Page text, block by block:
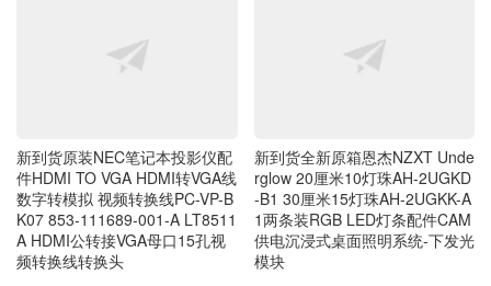
件HDMI TO VGA HDMI转VGA线
数字转模拟 视频转换线PC-VP-B
K07 853-111689-001-A LT8511
A HDMI公转接VGA母口15孔视
频转换线转换头
rglow 20厘米10灯珠AH-2UGKD
-B1 30厘米15灯珠AH-2UGKK-A
1两条装RGB LED灯条配件CAM
供电沉浸式桌面照明系统-下发光
模块